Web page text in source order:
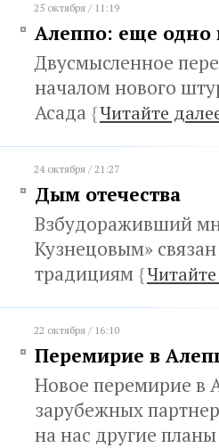
25 октября / 11:19
Алеппо: еще одно
Двусмысленное
началом нового
Асада {Читайте
24 октября / 21:27
Дым отечества
Взбудораживший
Кузнецовым»
традициям {
22 октября / 16:10
Перемирие в
Новое перемирие в
зарубежных
на нас другие планы